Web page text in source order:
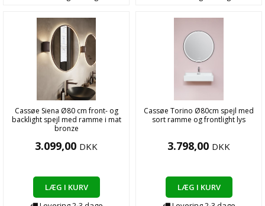
Cassøe Siena Ø80 cm front- og
backlight spejl med ramme i mat
bronze
3.099,00 DKK
LÆG I KURV
Cassøe Torino Ø80cm spejl med
sort ramme og frontlight lys
3.798,00 DKK
LÆG I KURV